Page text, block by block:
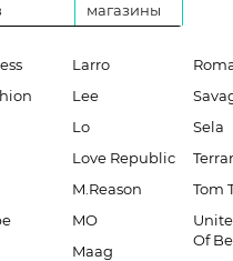
магазины
Larro
Lee
Lo
Love Republic
M.Reason
MO
Maag
Sela
Tom
Of